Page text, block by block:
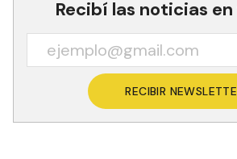
Recibí las noticias
RECIBIR